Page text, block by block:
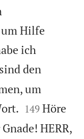
Hilfe
ich
den
um


149 Höre
HERR,